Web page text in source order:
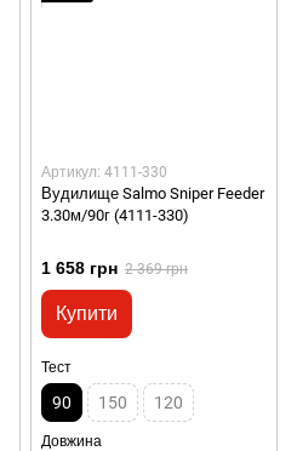
Артикул: 4111-330
Вудилище Salmo Sniper Feeder
3.30м/90г (4111-330)
1 658 грн 2 369 грн
Купити
Тест
90 150 120
Довжина